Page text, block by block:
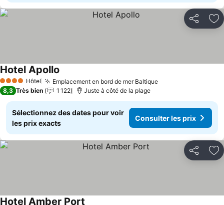
Partager
4 Étoiles Hôtel Emplacement en bord de mer BaltiqueConsulter les prix
Hotel Apollo
8,3 Très bien 1 122 Juste à côté de la plage
Sélectionnez des dates pour voir
les prix exacts
Consulter les prix
Partager
Hotel Amber Port